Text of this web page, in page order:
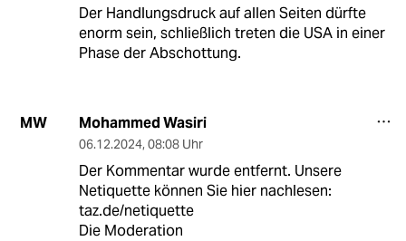
Der Handlungsdruck auf allen Seiten dürfte
enorm sein, schließlich treten die USA in einer
Phase der Abschottung.
MW Mohammed Wasiri
06.12.2024, 08:08 Uhr
Der Kommentar wurde entfernt. Unsere
Netiquette können Sie hier nachlesen:
taz.de/netiquette
Die Moderation